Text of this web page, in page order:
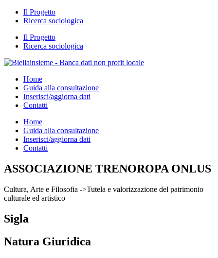
Il Progetto
Ricerca sociologica
Il Progetto
Ricerca sociologica
Home
Guida alla consultazione
Inserisci/aggiorna dati
Contatti
Home
Guida alla consultazione
Inserisci/aggiorna dati
Contatti
ASSOCIAZIONE TRENOROPA ONLUS
Cultura, Arte e Filosofia ->Tutela e valorizzazione del patrimonio
culturale ed artistico
Sigla
Natura Giuridica